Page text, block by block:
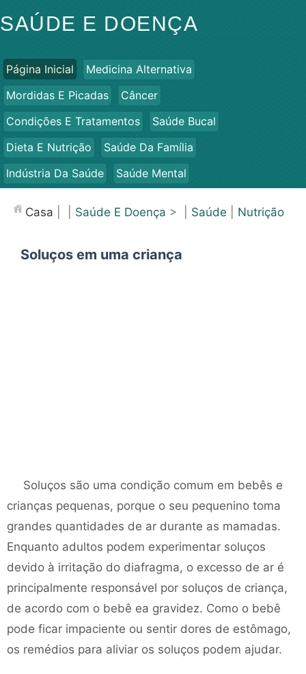
SAÚDE E DOENÇA
Página Inicial
Medicina Alternativa
Mordidas E Picadas
Câncer
Condições E Tratamentos
Saúde Bucal
Dieta E Nutrição
Saúde Da Família
Indústria Da Saúde
Saúde Mental
Casa Saúde E Doença > | Saúde Nutrição
Soluços em uma criança
Soluços são uma condição comum em bebês e
crianças pequenas, porque o seu pequenino toma
grandes quantidades de ar durante as mamadas.
Enquanto adultos podem experimentar soluços
devido à irritação do diafragma, o excesso de ar é
principalmente responsável por soluços de criança,
de acordo com o bebê ea gravidez. Como o bebê
pode ficar impaciente ou sentir dores de estômago,
os remédios para aliviar os soluços podem ajudar.